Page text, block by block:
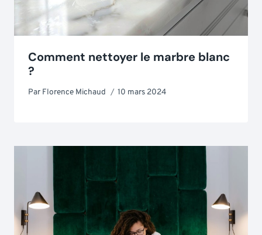
Comment nettoyer le marbre blanc
?
Par Florence Michaud 10 mars 2024